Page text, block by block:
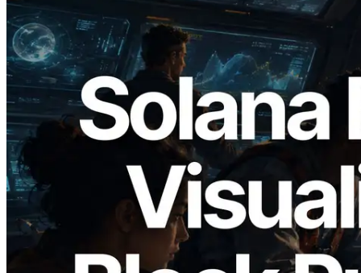
2026.05.24
Validators Solutions 发布 Solana Block
Analyzer — 以 slot 为单位可视化区块生
成时间与对应验证者